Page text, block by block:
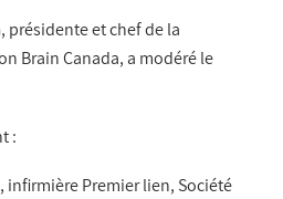
, présidente et chef de la
Brain Canada, a modéré le
:
, infirmière Premier lien, Société